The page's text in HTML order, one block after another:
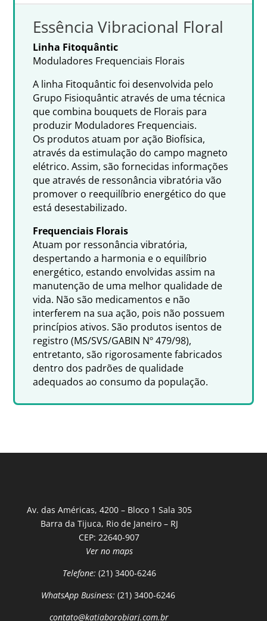
Essência Vibracional Floral
Linha Fitoquântic
Moduladores Frequenciais Florais
A linha Fitoquântic foi desenvolvida pelo
Grupo Fisioquântic através de uma técnica
que combina bouquets de Florais para
produzir Moduladores Frequenciais.
Os produtos atuam por ação Biofísica,
através da estimulação do campo magneto
elétrico. Assim, são fornecidas informações
que através de ressonância vibratória vão
promover o reequilíbrio energético do que
está desestabilizado.
Frequenciais Florais
Atuam por ressonância vibratória,
despertando a harmonia e o equilíbrio
energético, estando envolvidas assim na
manutenção de uma melhor qualidade de
vida. Não são medicamentos e não
interferem na sua ação, pois não possuem
princípios ativos. São produtos isentos de
registro (MS/SVS/GABIN Nº 479/98),
entretanto, são rigorosamente fabricados
dentro dos padrões de qualidade
adequados ao consumo da população.
Av. das Américas, 4200 – Bloco 1 Sala 305
Barra da Tijuca, Rio de Janeiro – RJ
CEP: 22640-907
Ver no maps
Telefone: (21) 3400-6246
WhatsApp Business: (21) 3400-6246
contato@katiaborobiarj.com.br